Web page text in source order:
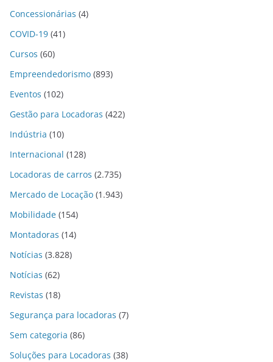
Concessionárias (4)
COVID-19 (41)
Cursos (60)
Empreendedorismo (893)
Eventos (102)
Gestão para Locadoras (422)
Indústria (10)
Internacional (128)
Locadoras de carros (2.735)
Mercado de Locação (1.943)
Mobilidade (154)
Montadoras (14)
Notícias (3.828)
Notícias (62)
Revistas (18)
Segurança para locadoras (7)
Sem categoria (86)
Soluções para Locadoras (38)